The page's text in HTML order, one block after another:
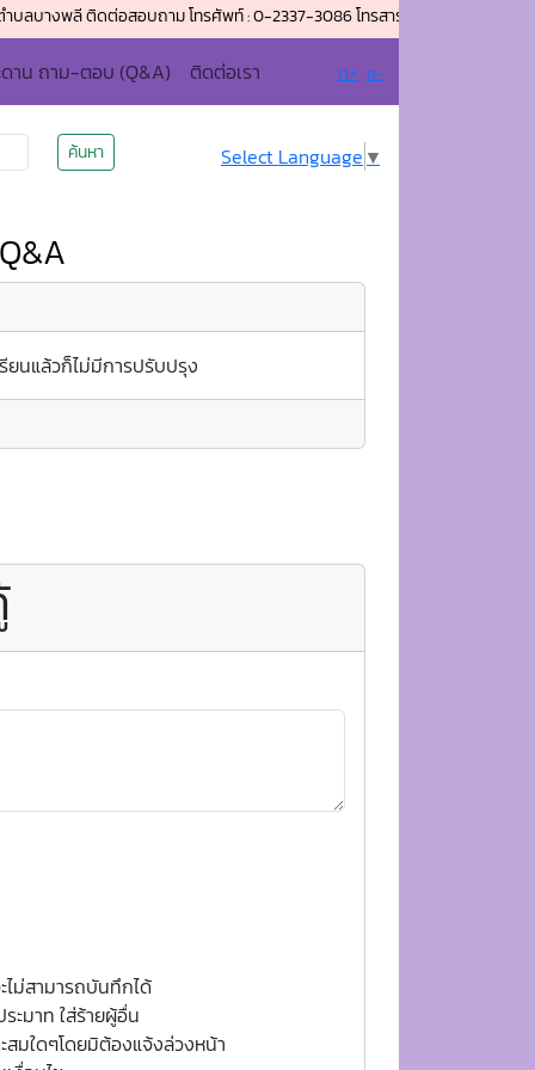
ติดต่อสอบถาม โทรศัพท์ : 0-2337-3086 โทรสาร (แฟกซ์) : 0-2337-4014 อีเมล์
ดาน ถาม-ตอบ (Q&A) ติดต่อเรา ก+ ก-
ค้นหา Select Language ▼
ยนแล้วก็ไม่มีการปรับปรุง
ม่สามารถบันทึกได้
ะมาท ใส่ร้ายผู้อื่น
มใดๆโดยมิต้องแจ้งล่วงหน้า